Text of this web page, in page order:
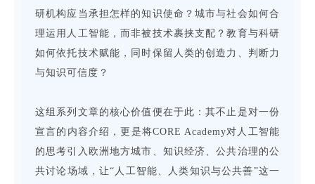
研机构应当承担怎样的知识使命？城市与社会如何合
理运用人工智能，而非被技术裹挟支配？教育与科研
如何依托技术赋能，同时保留人类的创造力、判断力
与知识可信度？
这组系列文章的核心价值便在于此：其不止是对一份
宣言的内容介绍，更是将CORE Academy对人工智能
的思考引入欧洲地方城市、知识经济、公共治理的公
共讨论场域，让“人工智能、人类知识与公共善”这一